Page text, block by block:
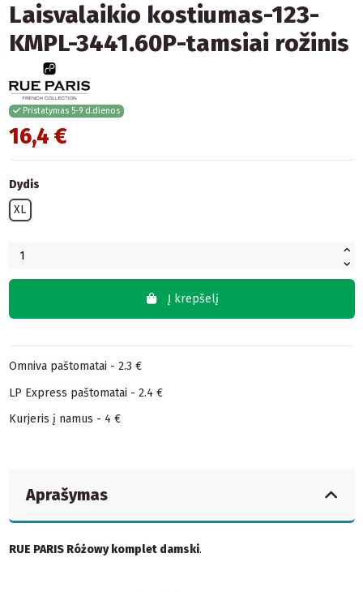
Laisvalaikio kostiumas-123-
KMPL-3441.60P-tamsiai rožinis
Pristatymas 5-9 d.dienos
16,4 €
Dydis
XL
Į krepšelį
Omniva paštomatai - 2.3 €
LP Express paštomatai - 2.4 €
Kurjeris į namus - 4 €
Aprašymas
RUE PARIS Różowy komplet damski.